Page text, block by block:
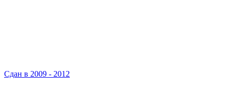
Сдан в 2009 - 2012